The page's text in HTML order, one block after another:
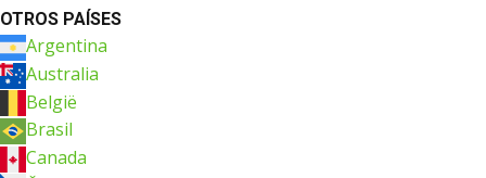
OTROS PAÍSES
Argentina
Australia
België
Brasil
Canada